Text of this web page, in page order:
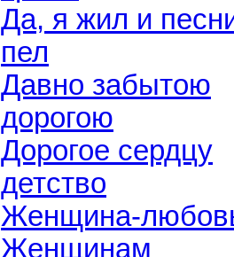
Да, я жил и
пел
Давно забытою
дорогою
Дорогое сердцу
детство
Женщина-
Женщинам